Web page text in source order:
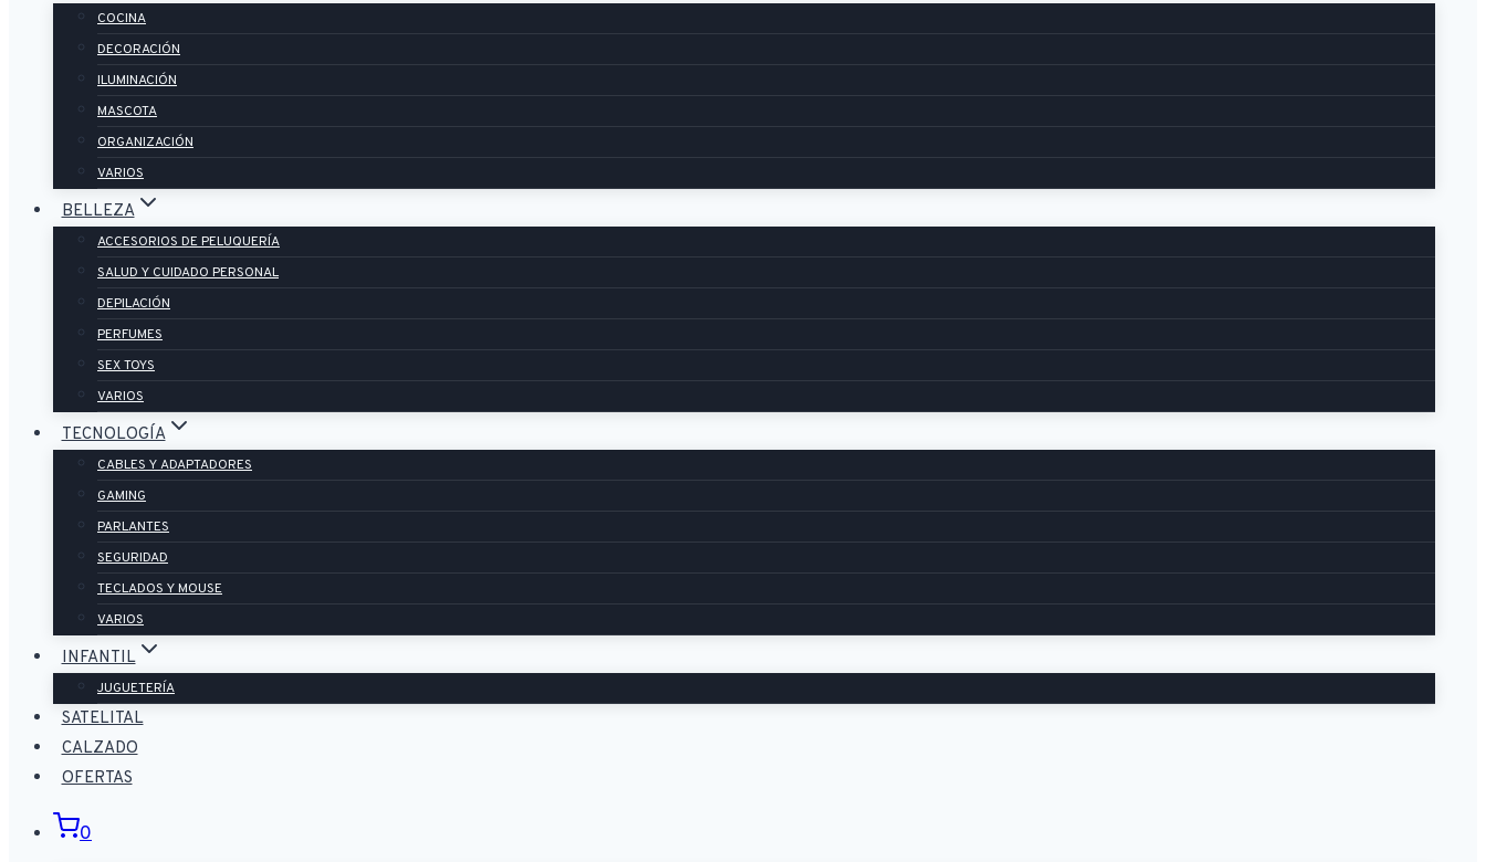
COCINA
DECORACIÓN
ILUMINACIÓN
MASCOTA
ORGANIZACIÓN
VARIOS
BELLEZA
ACCESORIOS DE PELUQUERÍA
SALUD Y CUIDADO PERSONAL
DEPILACIÓN
PERFUMES
SEX TOYS
VARIOS
TECNOLOGÍA
CABLES Y ADAPTADORES
GAMING
PARLANTES
SEGURIDAD
TECLADOS Y MOUSE
VARIOS
INFANTIL
JUGUETERÍA
SATELITAL
CALZADO
OFERTAS
0